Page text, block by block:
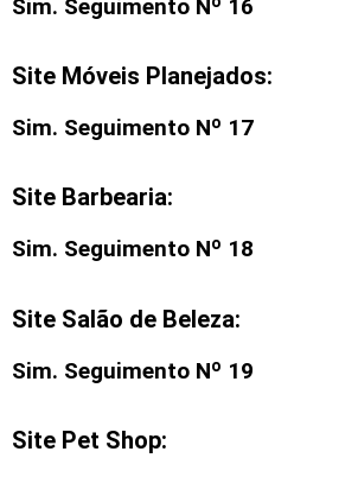
Sim. Seguimento Nº 16
Site Móveis Planejados:
Sim. Seguimento Nº 17
Site Barbearia:
Sim. Seguimento Nº 18
Site Salão de Beleza:
Sim. Seguimento Nº 19
Site Pet Shop: